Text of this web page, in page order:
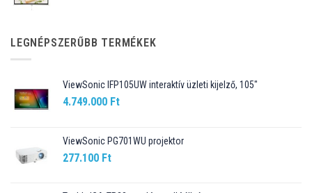
89.990 Ft.76.499 Ft.
LEGNÉPSZERŰBB TERMÉKEK
ViewSonic IFP105UW interaktív üzleti kijelző, 105"
4.749.000 Ft
ViewSonic PG701WU projektor
277.100 Ft